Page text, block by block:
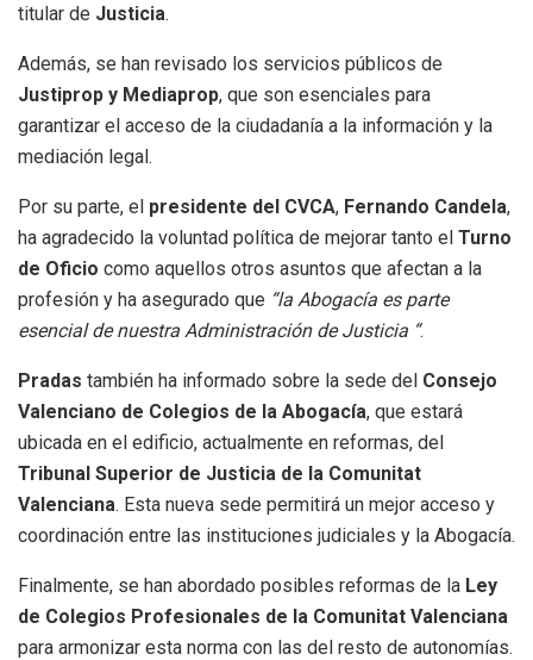
titular de Justicia.
Además, se han revisado los servicios públicos de
Justiprop y Mediaprop, que son esenciales para
garantizar el acceso de la ciudadanía a la información y la
mediación legal.
Por su parte, el presidente del CVCA, Fernando Candela,
ha agradecido la voluntad política de mejorar tanto el Turno
de Oficio como aquellos otros asuntos que afectan a la
profesión y ha asegurado que “la Abogacía es parte
esencial de nuestra Administración de Justicia “.
Pradas también ha informado sobre la sede del Consejo
Valenciano de Colegios de la Abogacía, que estará
ubicada en el edificio, actualmente en reformas, del
Tribunal Superior de Justicia de la Comunitat
Valenciana. Esta nueva sede permitirá un mejor acceso y
coordinación entre las instituciones judiciales y la Abogacía.
Finalmente, se han abordado posibles reformas de la Ley
de Colegios Profesionales de la Comunitat Valenciana
para armonizar esta norma con las del resto de autonomías.